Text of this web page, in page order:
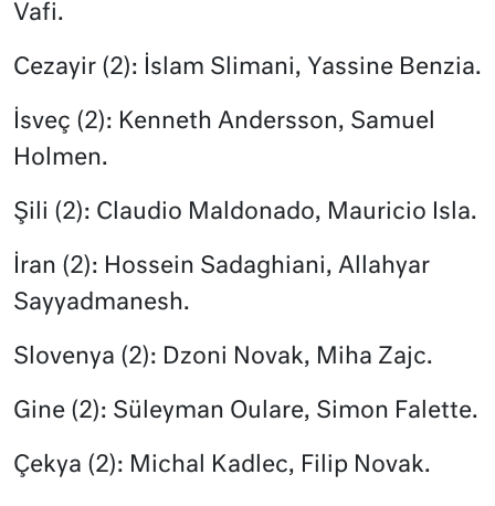
Vafi.
Cezayir (2): İslam Slimani, Yassine Benzia.
İsveç (2): Kenneth Andersson, Samuel
Holmen.
Şili (2): Claudio Maldonado, Mauricio Isla.
İran (2): Hossein Sadaghiani, Allahyar
Sayyadmanesh.
Slovenya (2): Dzoni Novak, Miha Zajc.
Gine (2): Süleyman Oulare, Simon Falette.
Çekya (2): Michal Kadlec, Filip Novak.